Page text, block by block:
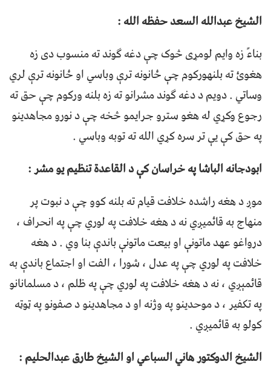
الشیخ عبدالله السعد حفظه الله :
بنا‌ءً زه وایم لومړی څوک چې دغه ګوند ته منسوب دی زه
هغوئ ته بلنهورکوم چې ځانونه ترې وباسي او ځانونه ترې لري
وساتي . دویم د دغه ګوند مشرانو ته زه بلنه ورکوم چې حق ته
رجوع وکړي له هغو سترو جرایمو څخه چې د نورو مجاهدینو
په حق کې یې تر سره کړي الله ته توبه وباسي .
ابودجانه الباشا په خراسان کې د القاعدة تنظیم یو مشر :
موږ د هغه راشده خلافت قیام ته بلنه کوو چې د نبوت پر
منهاج به قائمیږي نه د هغه خلافت په لوري چې په انحراف ،
درواغو عهد ماتونې او بیعت ماتونې باندې بنا وي . د هغه
خلافت په لوري چې په عدل ، شورا ، الفت او اجتماع باندې به
قائمېږي ، نه د هغه خلافت په لوري چې په ظلم ، د مسلمانانو
په تکفير ، د موحدینو په وژنه او د مجاهدینو د صفونو په ټوټه
کولو به قائميږي .
الشیخ الدوکتور هاني السباعي او الشیخ طارق عبدالحلیم :